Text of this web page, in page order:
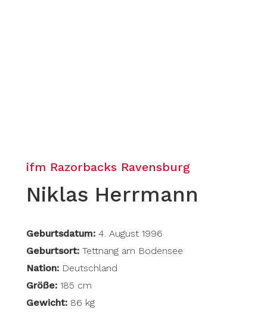
ifm Razorbacks Ravensburg
Niklas Herrmann
Geburtsdatum: 4. August 1996
Geburtsort: Tettnang am Bodensee
Nation:Deutschland
Größe:185 cm
Gewicht:86 kg